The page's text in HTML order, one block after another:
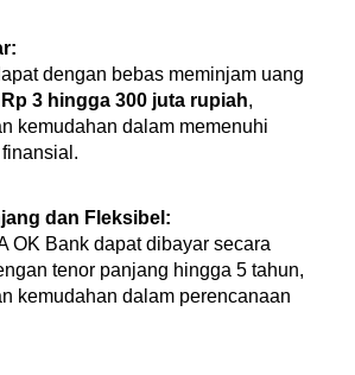
3 hingga 300 juta rupiah,
kemudahan dalam memenuhi
dan Fleksibel:
OK Bank dapat dibayar secara
tenor panjang hingga 5 tahun,
kemudahan dalam perencanaan